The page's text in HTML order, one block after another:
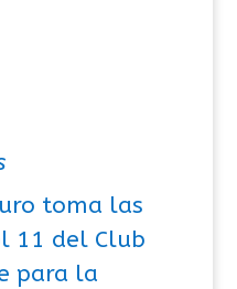
toma las
11 del Club
para la